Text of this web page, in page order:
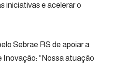
iniciativas e acelerar o
Sebrae RS de apoiar a
“Nossa atuação